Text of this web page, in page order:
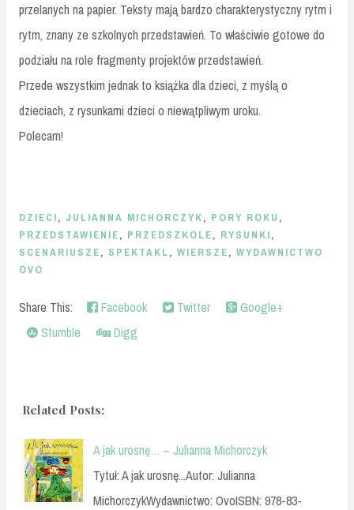
przelanych na papier. Teksty mają bardzo charakterystyczny rytm i
rytm, znany ze szkolnych przedstawień. To właściwie gotowe do
podziału na role fragmenty projektów przedstawień.
Przede wszystkim jednak to książka dla dzieci, z myślą o
dzieciach, z rysunkami dzieci o niewątpliwym uroku.
Polecam!
DZIECI, JULIANNA MICHORCZYK, PORY ROKU ,
PRZEDSTAWIENIE, PRZEDSZKOLE, RYSUNKI,
SCENARIUSZE, SPEKTAKL, WIERSZE, WYDAWNICTWO
OVO
Share This: Facebook Twitter
Google+
Stumble
Digg
Related Posts:
A jak urosnę… – Julianna Michorczyk
Tytuł: A jak urosnę...Autor: Julianna
MichorczykWydawnictwo: OvoISBN: 978-83-